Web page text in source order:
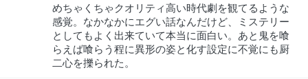
めちゃくちゃクオリティ高い時代劇を観てるような
感覚。なかなかにエグい話なんだけど、ミステリー
としてもよく出来ていて本当に面白い。あと鬼を喰
らえば喰らう程に異形の姿と化す設定に不覚にも厨
二心を擽られた。